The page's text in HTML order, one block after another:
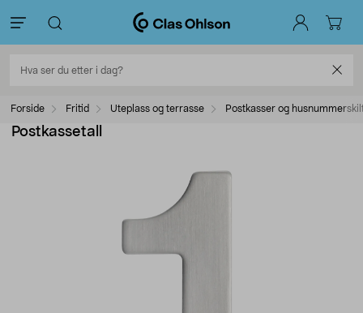
Forside Fritid Uteplass og terrasse Postkasser og
Postkassetall